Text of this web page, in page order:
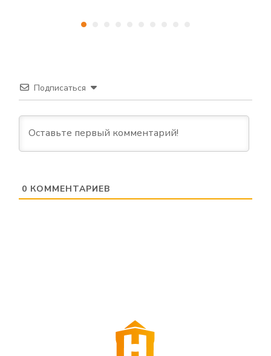
Подписаться
0 КОММЕНТАРИЕВ